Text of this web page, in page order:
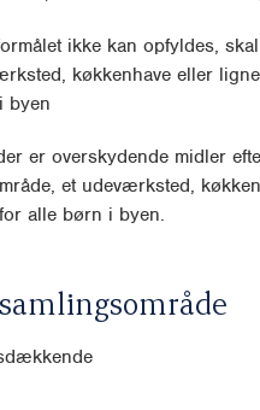
ikke kan opfyldes,
køkkenhave eller
byen
er overskydende midler
et udeværksted,
alle børn i byen.